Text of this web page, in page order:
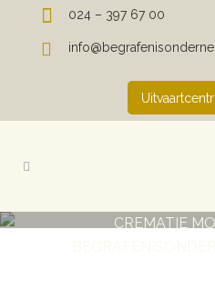
024 – 397 67 00
CREMATIE